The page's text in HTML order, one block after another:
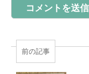
前の記事